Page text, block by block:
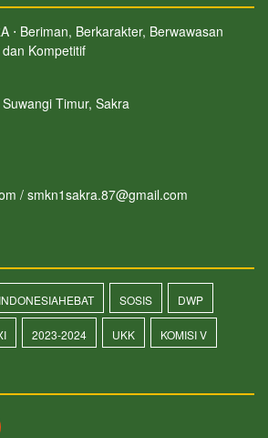
⋅ Beriman, Berkarakter, Berwawasan
Kompetitif
Timur, Sakra
/ smkn1sakra.87@gmail.com
SOSIS DWP
2023-2024 UKK KOMISI V